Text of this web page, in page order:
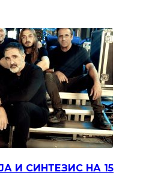
И СИНТЕЗИС НА 15